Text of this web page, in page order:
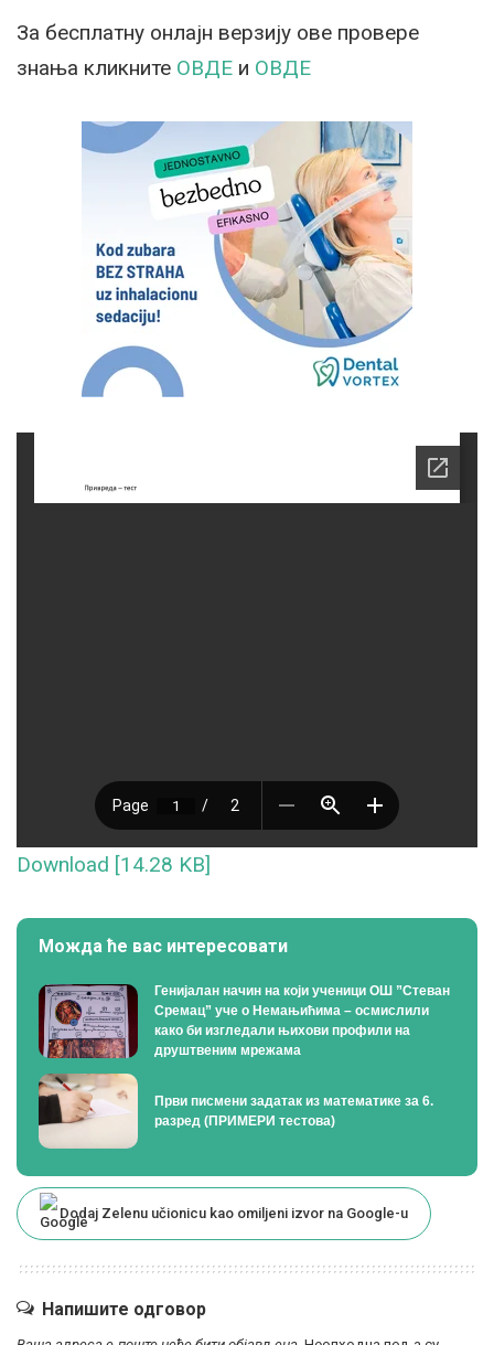
За бесплатну онлајн верзију ове провере
знања кликните ОВДЕ и ОВДЕ
Download [14.28 KB]
Можда ће вас интересовати
Генијалан начин на који ученици ОШ ”Стеван
Сремац” уче о Немањићима – осмислили
како би изгледали њихови профили на
друштвеним мрежама
Први писмени задатак из математике за 6.
разред (ПРИМЕРИ тестова)
Dodaj Zelenu učionicu kao omiljeni izvor na Google-u
Напишите одговор